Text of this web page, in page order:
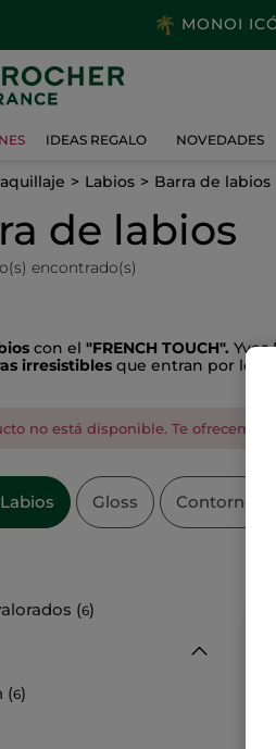
MONOI
IDEAS REGALO NOVEDADES
Labios Barra de labios
de labios
encontrado(s)
con el "FRENCH TOUCH".
irresistibles que entran por los
no está disponible. Te
Gloss Contorno
(6)
(6)